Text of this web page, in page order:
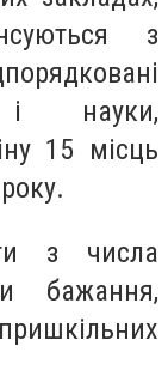
з
і науки,
15 місць
з числа
бажання,